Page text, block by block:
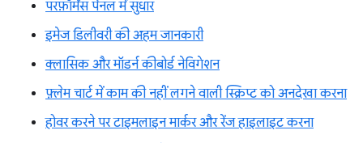
परफ़ॉर्मेंस पैनल में सुधार
इमेज डिलीवरी की अहम जानकारी
क्लासिक और मॉडर्न कीबोर्ड नेविगेशन
फ़्लेम चार्ट में काम की नहीं लगने वाली स्क्रिप्ट को अनदेखा करना
होवर करने पर टाइमलाइन मार्कर और रेंज हाइलाइट करना